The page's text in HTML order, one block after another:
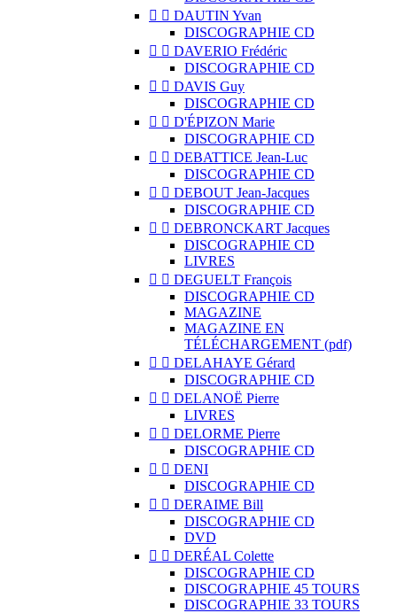
  DAUTIN Yvan
DISCOGRAPHIE CD
  DAVERIO Frédéric
DISCOGRAPHIE CD
  DAVIS Guy
DISCOGRAPHIE CD
  D'ÉPIZON Marie
DISCOGRAPHIE CD
  DEBATTICE Jean-Luc
DISCOGRAPHIE CD
  DEBOUT Jean-Jacques
DISCOGRAPHIE CD
  DEBRONCKART Jacques
DISCOGRAPHIE CD
LIVRES
  DEGUELT François
DISCOGRAPHIE CD
MAGAZINE
MAGAZINE EN
TÉLÉCHARGEMENT (pdf)
  DELAHAYE Gérard
DISCOGRAPHIE CD
  DELANOË Pierre
LIVRES
  DELORME Pierre
DISCOGRAPHIE CD
  DENI
DISCOGRAPHIE CD
  DERAIME Bill
DISCOGRAPHIE CD
DVD
  DERÉAL Colette
DISCOGRAPHIE CD
DISCOGRAPHIE 45 TOURS
DISCOGRAPHIE 33 TOURS